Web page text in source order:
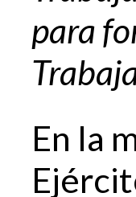
para
En la